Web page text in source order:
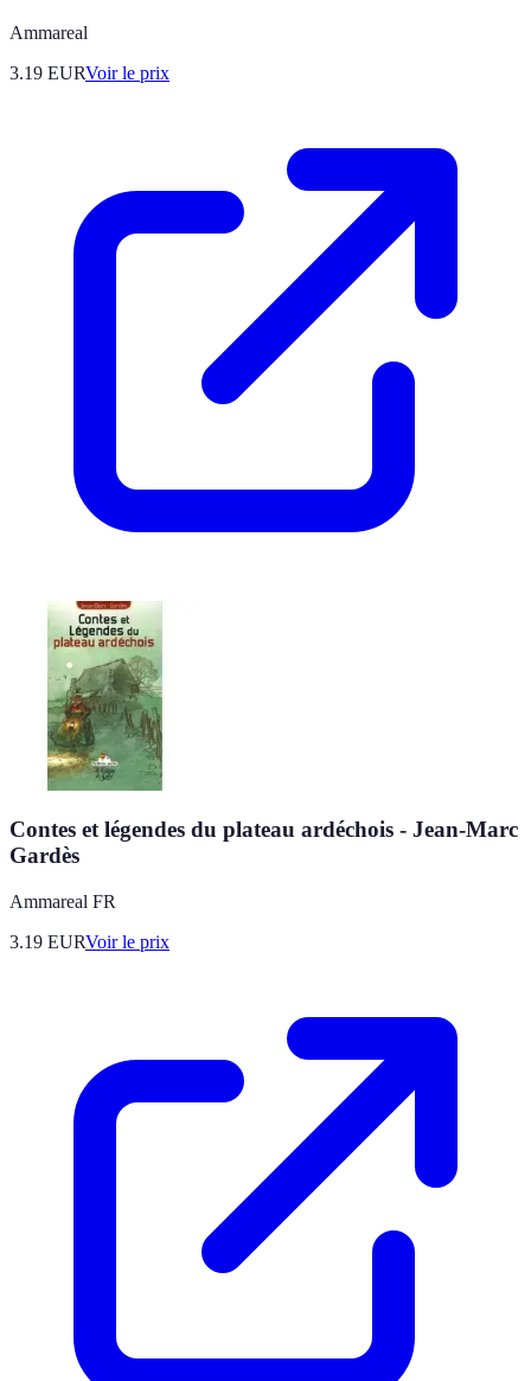
Ammareal
3.19 EURVoir le prix
Contes et légendes du plateau ardéchois - Jean-Marc
Gardès
Ammareal FR
3.19 EURVoir le prix